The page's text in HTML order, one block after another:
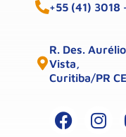
+55 (41) 3018
R. Des.
Vista,
Curitiba/PR